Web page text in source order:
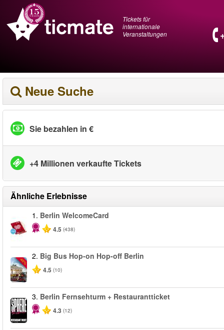
Tickets für
internationale
Veranstaltungen
Neue Suche
Sie bezahlen in €
+4 Millionen verkaufte Tickets
Ähnliche Erlebnisse
1. Berlin WelcomeCard
4.5 (438)
-40%
2. Big Bus Hop-on Hop-off Berlin
4.5 (10)
3. Berlin Fernsehturm + Restaurantticket
4.3 (12)